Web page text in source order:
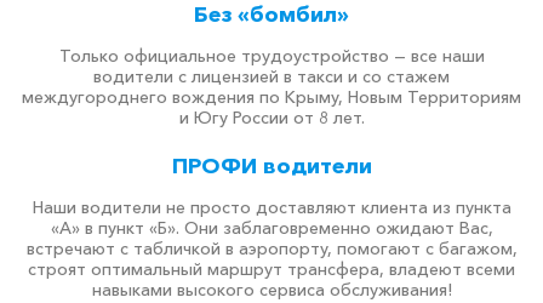
Без «бомбил»
Только официальное трудоустройство — все наши
водители с лицензией в такси и со стажем
междугороднего вождения по Крыму, Новым Территориям
и Югу России от 8 лет.
ПРОФИ водители
Наши водители не просто доставляют клиента из пункта
«А» в пункт «Б». Они заблаговременно ожидают Вас,
встречают с табличкой в аэропорту, помогают с багажом,
строят оптимальный маршрут трансфера, владеют всеми
навыками высокого сервиса обслуживания!